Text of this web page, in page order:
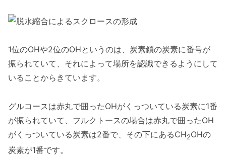
1位のOHや2位のOHというのは、炭素鎖の炭素に番号が
振られていて、それによって場所を認識できるようにして
いることからきています。
グルコースは赤丸で囲ったOHがくっついている炭素に1番
が振られていて、フルクトースの場合は赤丸で囲ったOH
がくっついている炭素は2番で、その下にあるCH2OHの
炭素が1番です。